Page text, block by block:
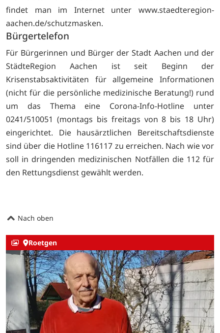
findet man im Internet unter www.staedteregion-
aachen.de/schutzmasken.
Bürgertelefon
Für Bürgerinnen und Bürger der Stadt Aachen und der
StädteRegion Aachen ist seit Beginn der
Krisenstabsaktivitäten für allgemeine Informationen
(nicht für die persönliche medizinische Beratung!) rund
um das Thema eine Corona-Info-Hotline unter
0241/510051 (montags bis freitags von 8 bis 18 Uhr)
eingerichtet. Die hausärztlichen Bereitschaftsdienste
sind über die Hotline 116117 zu erreichen. Nach wie vor
soll in dringenden medizinischen Notfällen die 112 für
den Rettungsdienst gewählt werden.
Nach oben
Roetgen